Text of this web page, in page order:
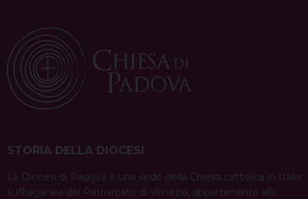
STORIA DELLA DIOCESI
La Diocesi di Padova è una sede della Chiesa cattolica in Italia
suffraganea del Patriarcato di Venezia, appartenente alla